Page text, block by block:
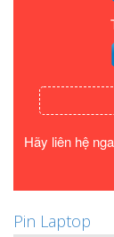
Hãy liên hệ
Pin Laptop